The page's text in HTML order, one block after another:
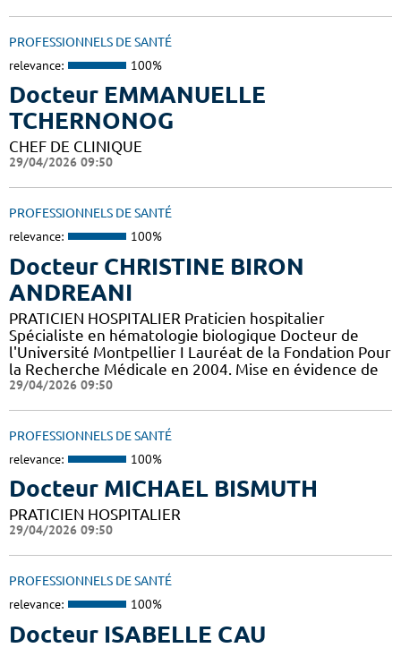
PROFESSIONNELS DE SANTÉ
relevance: 100%
Docteur EMMANUELLE
TCHERNONOG
CHEF DE CLINIQUE
29/04/2026 09:50
PROFESSIONNELS DE SANTÉ
relevance: 100%
Docteur CHRISTINE BIRON
ANDREANI
PRATICIEN HOSPITALIER Praticien hospitalier
Spécialiste en hématologie biologique Docteur de
l'Université Montpellier I Lauréat de la Fondation Pour
la Recherche Médicale en 2004. Mise en évidence de
29/04/2026 09:50
PROFESSIONNELS DE SANTÉ
relevance: 100%
Docteur MICHAEL BISMUTH
PRATICIEN HOSPITALIER
29/04/2026 09:50
PROFESSIONNELS DE SANTÉ
relevance: 100%
Docteur ISABELLE CAU